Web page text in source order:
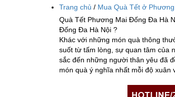
Trang chủ / Mua Quà Tết ở
Quà Tết Phương Mai Đống Đa Hà
Đống Đa Hà Nội ?
Khác với những món quà thông
suốt từ tấm lòng, sự quan tâm của
sắc đến những người thân yêu đã
món quà ý nghĩa nhất mỗi độ xuân